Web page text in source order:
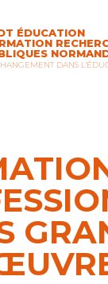
ÉDUCATION
DANS